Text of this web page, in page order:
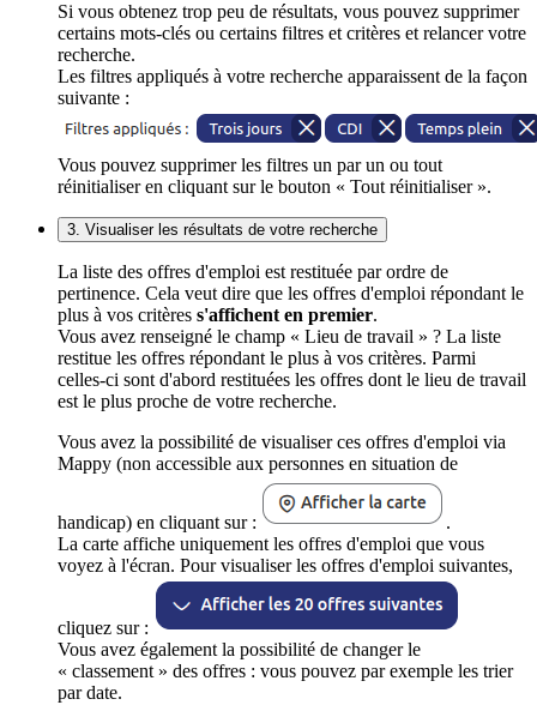
Si vous obtenez trop peu de résultats, vous pouvez supprimer
certains mots-clés ou certains filtres et critères et relancer votre
recherche.
Les filtres appliqués à votre recherche apparaissent de la façon
suivante :
Vous pouvez supprimer les filtres un par un ou tout
réinitialiser en cliquant sur le bouton « Tout réinitialiser ».
3. Visualiser les résultats de votre recherche
La liste des offres d'emploi est restituée par ordre de
pertinence. Cela veut dire que les offres d'emploi répondant le
plus à vos critères s'affichent en premier.
Vous avez renseigné le champ « Lieu de travail » ? La liste
restitue les offres répondant le plus à vos critères. Parmi
celles-ci sont d'abord restituées les offres dont le lieu de travail
est le plus proche de votre recherche.
Vous avez la possibilité de visualiser ces offres d'emploi via
Mappy (non accessible aux personnes en situation de
handicap) en cliquant sur :
.
La carte affiche uniquement les offres d'emploi que vous
voyez à l'écran. Pour visualiser les offres d'emploi suivantes,
cliquez sur :
Vous avez également la possibilité de changer le
« classement » des offres : vous pouvez par exemple les trier
par date.